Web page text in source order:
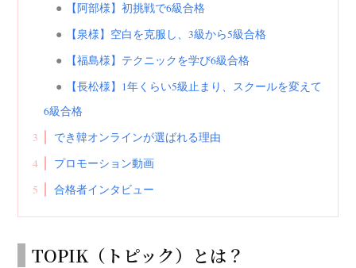
【阿部様】初挑戦で6級合格
【泉様】空白を克服し、3級から5級合格
【福島様】テクニックを学び6級合格
【長松様】1年くらい5級止まり、スクールを変えて
6級合格
3
でき韓オンラインが選ばれる理由
4
プロモーション動画
5
合格者インタビュー
TOPIK（トピック）とは？